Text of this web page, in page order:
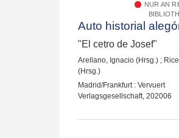
NUR AN
Auto historial
"El cetro de Josef"
Arellano, Ignacio (Hrsg.) ;
(Hrsg.)
Madrid/Frankfurt : Vervuert
Verlagsgesellschaft, 202006